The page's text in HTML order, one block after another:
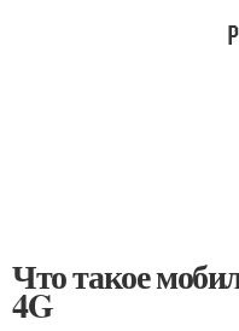
Что такое
4G